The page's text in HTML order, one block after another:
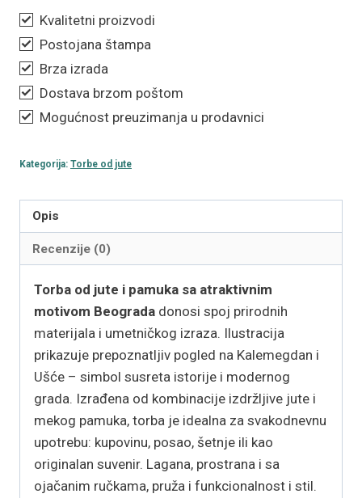
Kvalitetni proizvodi
Postojana štampa
Brza izrada
Dostava brzom poštom
Mogućnost preuzimanja u prodavnici
Kategorija: Torbe od jute
Opis
Recenzije (0)
Torba od jute i pamuka sa atraktivnim
motivom Beograda donosi spoj prirodnih
materijala i umetničkog izraza. Ilustracija
prikazuje prepoznatljiv pogled na Kalemegdan i
Ušće – simbol susreta istorije i modernog
grada. Izrađena od kombinacije izdržljive jute i
mekog pamuka, torba je idealna za svakodnevnu
upotrebu: kupovinu, posao, šetnje ili kao
originalan suvenir. Lagana, prostrana i sa
ojačanim ručkama, pruža i funkcionalnost i stil.